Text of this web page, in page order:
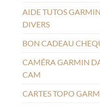
AIDE TUTOS
DIVERS
BON CADEAU
CAMÉRA GARMIN
CAM
CARTES TOPO